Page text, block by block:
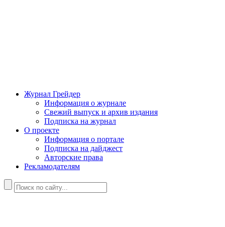
Журнал Грейдер
Информация о журнале
Свежий выпуск и архив издания
Подписка на журнал
О проекте
Информация о портале
Подписка на дайджест
Авторские права
Рекламодателям